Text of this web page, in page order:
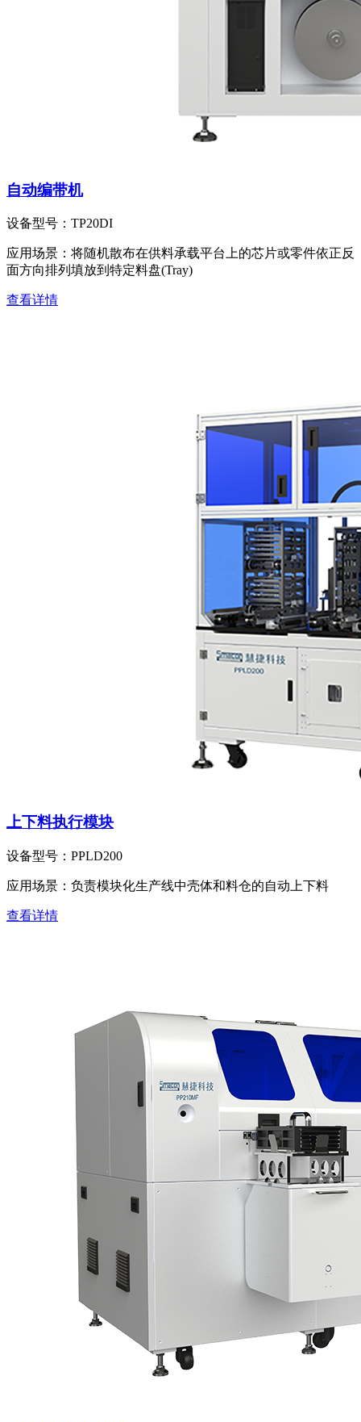
自动编带机
设备型号： TP20DI
应用场景： 将随机散布在供料承载平台上的芯片或零件依正反
面方向排列填放到特定料盘(Tray)
查看详情
上下料执行模块
设备型号： PPLD200
应用场景： 负责模块化生产线中壳体和料仓的自动上下料
查看详情